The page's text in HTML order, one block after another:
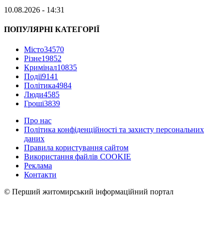
10.08.2026 - 14:31
ПОПУЛЯРНІ КАТЕГОРІЇ
Місто34570
Різне19852
Кримінал10835
Події9141
Політика4984
Люди4585
Гроші3839
Про нас
Політика конфіденційності та захисту персональних
даних
Правила користування сайтом
Використання файлів COOKIE
Реклама
Контакти
© Перший житомирський інформаційний портал